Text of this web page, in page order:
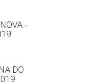
-
DO